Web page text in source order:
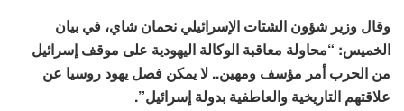
وقال وزير شؤون الشتات الإسرائيلي نحمان شاي، في بيان
الخميس: “محاولة معاقبة الوكالة اليهودية على موقف إسرائيل
من الحرب أمر مؤسف ومهين.. لا يمكن فصل يهود روسيا عن
علاقتهم التاريخية والعاطفية بدولة إسرائيل”.